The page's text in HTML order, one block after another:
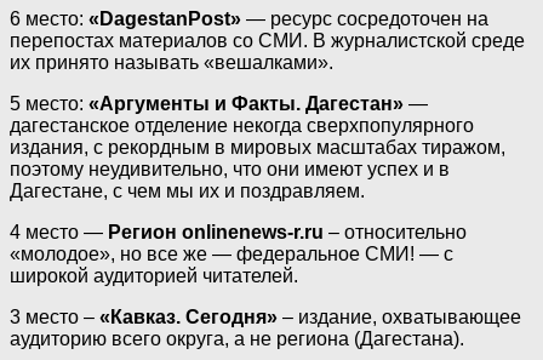
6 место: «DagestanPost» — ресурс сосредоточен на
перепостах материалов со СМИ. В журналистской среде
их принято называть «вешалками».
5 место: «Аргументы и Факты. Дагестан» —
дагестанское отделение некогда сверхпопулярного
издания, с рекордным в мировых масштабах тиражом,
поэтому неудивительно, что они имеют успех и в
Дагестане, с чем мы их и поздравляем.
4 место — Регион onlinenews-r.ru – относительно
«молодое», но все же — федеральное СМИ! — с
широкой аудиторией читателей.
3 место – «Кавказ. Сегодня» – издание, охватывающее
аудиторию всего округа, а не региона (Дагестана).